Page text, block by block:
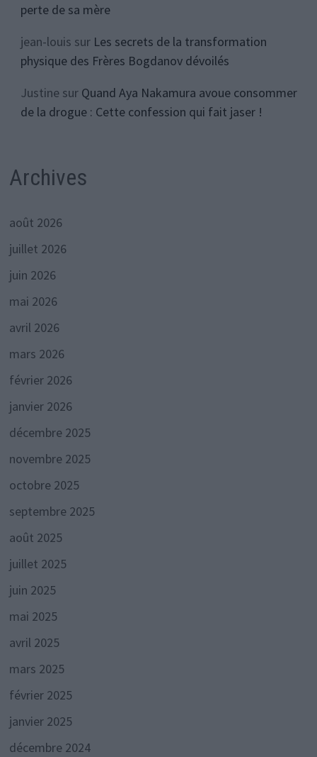
perte de sa mère
jean-louis sur Les secrets de la transformation
physique des Frères Bogdanov dévoilés
Justinesur Quand Aya Nakamura avoue consommer
de la drogue : Cette confession qui fait jaser !
Archives
août 2026
juillet 2026
juin 2026
mai 2026
avril 2026
mars 2026
février 2026
janvier 2026
décembre 2025
novembre 2025
octobre 2025
septembre 2025
août 2025
juillet 2025
juin 2025
mai 2025
avril 2025
mars 2025
février 2025
janvier 2025
décembre 2024